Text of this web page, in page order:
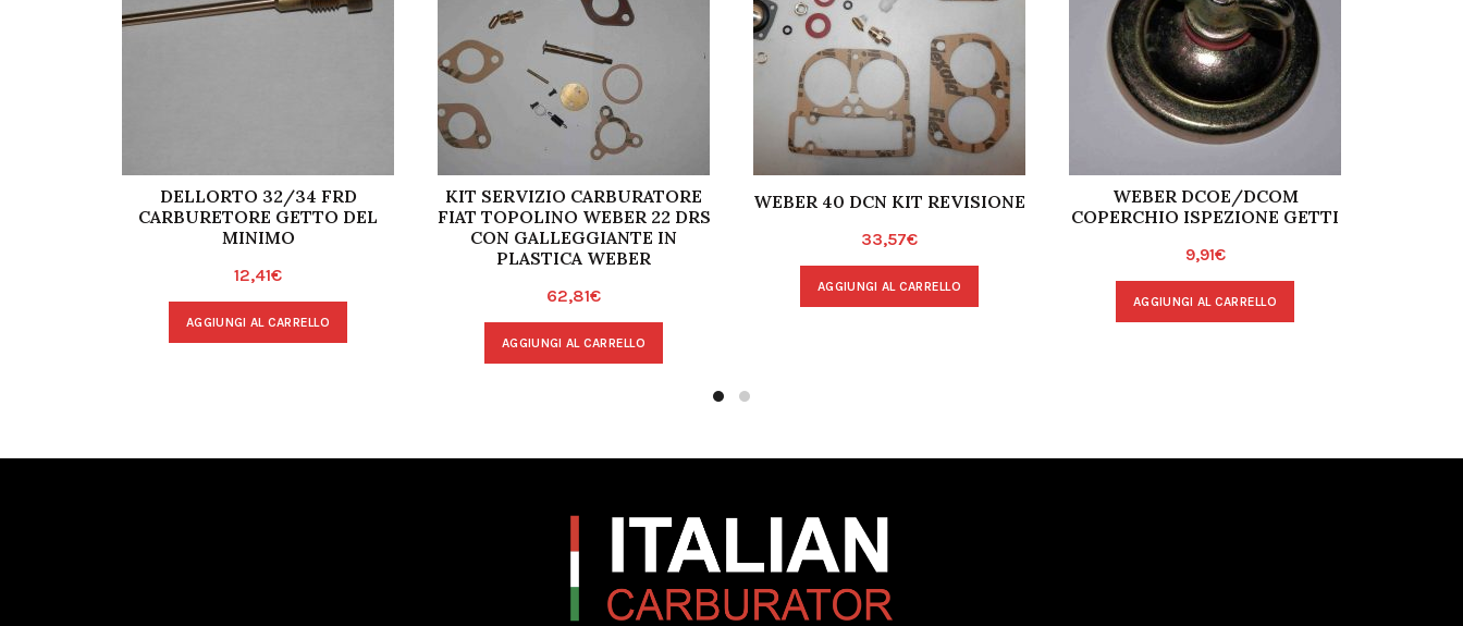
DELLORTO 32/34 FRD
CARBURETORE GETTO DEL
MINIMO
12,41€
AGGIUNGI AL CARRELLO
KIT SERVIZIO CARBURATORE
FIAT TOPOLINO WEBER 22 DRS
CON GALLEGGIANTE IN
PLASTICA WEBER
62,81€
AGGIUNGI AL CARRELLO
WEBER 40 DCN KIT REVISIONE
33,57€
AGGIUNGI AL CARRELLO
WEBER DCOE/DCOM
COPERCHIO ISPEZIONE GETTI
9,91€
AGGIUNGI AL CARRELLO